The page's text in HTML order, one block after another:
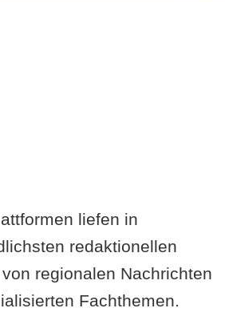
liefen in
redaktionellen
regionalen Nachrichten
Fachthemen.